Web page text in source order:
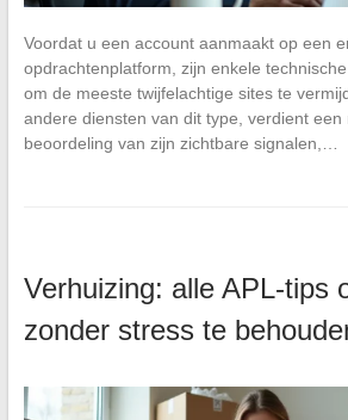
Voordat u een account aanmaakt op een
opdrachtenplatform, zijn enkele
om de meeste twijfelachtige sites te
andere diensten van dit type, verdient een
beoordeling van zijn zichtbare signalen,…
Verhuizing: alle APL-tips
zonder stress te